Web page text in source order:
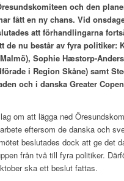
och den
fått en ny chans. Vid
att förhandlingarna
de nu består av fyra politiker:
Sophie Hæstorp-
i Region Skåne) samt
och i danska Greater
om att lägga ned
eftersom de danska och
beslutades dock att ge det
från två till fyra politiker.
ska ett beslut fattas.